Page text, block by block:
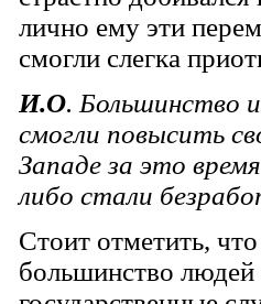
лично ему эти
смогли слегка
И.О. Большинство
смогли повысить
Западе за это
либо стали
Стоит отметить,
большинство людей